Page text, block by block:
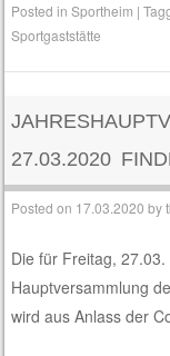
Posted inSportheim |
Sportgaststätte
27.03.2020
Posted on 17.03.2020 by
Die für Freitag,
Hauptversammlung
wird aus Anlass der